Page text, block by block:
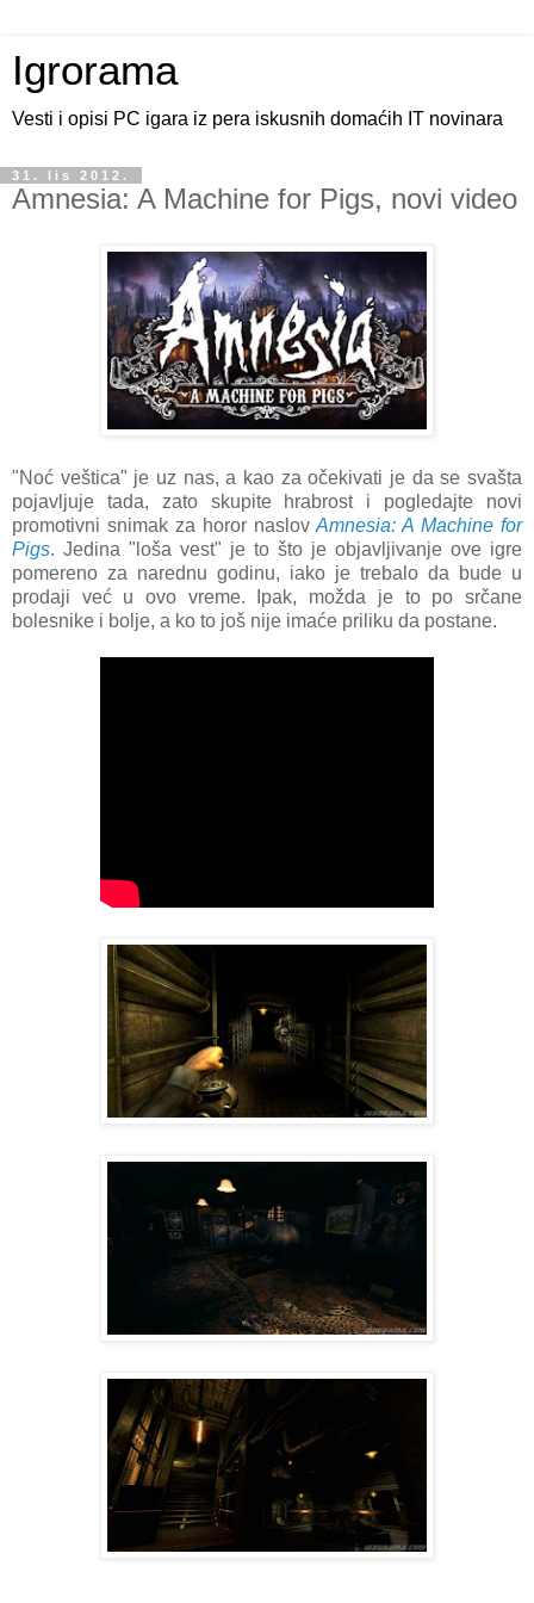
Igrorama
Vesti i opisi PC igara iz pera iskusnih domaćih IT novinara
31. lis 2012.
Amnesia: A Machine for Pigs, novi video
"Noć veštica" je uz nas, a kao za očekivati je da se svašta
pojavljuje tada, zato skupite hrabrost i pogledajte novi
promotivni snimak za horor naslovAmnesia: A Machine for
Pigs. Jedina "loša vest" je to što je objavljivanje ove igre
pomereno za narednu godinu, iako je trebalo da bude u
prodaji već u ovo vreme. Ipak, možda je to po srčane
bolesnike i bolje, a ko to još nije imaće priliku da postane.